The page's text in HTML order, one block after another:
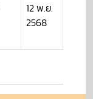
12 พ.ย.
2568